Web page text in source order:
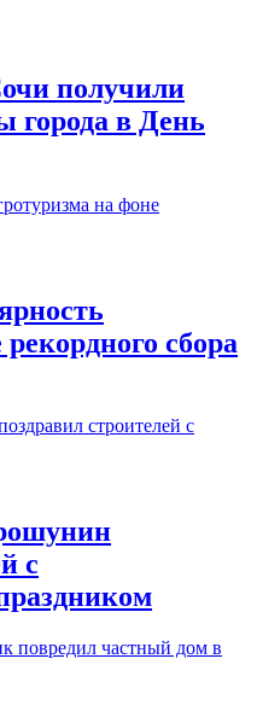
получили
города в День
сбора
с